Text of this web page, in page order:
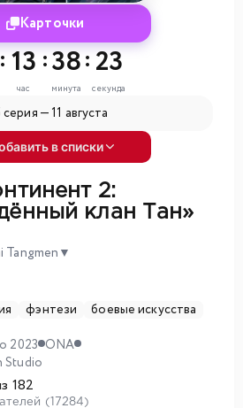
Карточки
13
час
:38
минута
:21
секунда
серия — 11 августа
в списки
2:
клан Тан»
Tangmen ▼
фэнтези
боевые искусства
2023 ONA
Studio
182
(17284)